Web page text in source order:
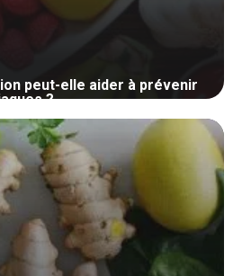
peut-elle aider à prévenir
?